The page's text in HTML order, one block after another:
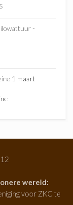
-
1 maart
wereld:
voor ZKC te